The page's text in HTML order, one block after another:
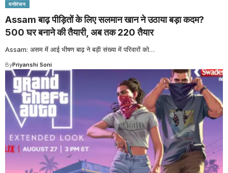
मनोरंजन
Assam बाढ़ पीड़ितों के लिए सलमान खान ने उठाया बड़ा कदम?
500 घर बनाने की तैयारी, अब तक 220 तैयार
Assam: असम में आई भीषण बाढ़ ने बड़ी संख्या में परिवारों को…
ByPriyanshi Soni